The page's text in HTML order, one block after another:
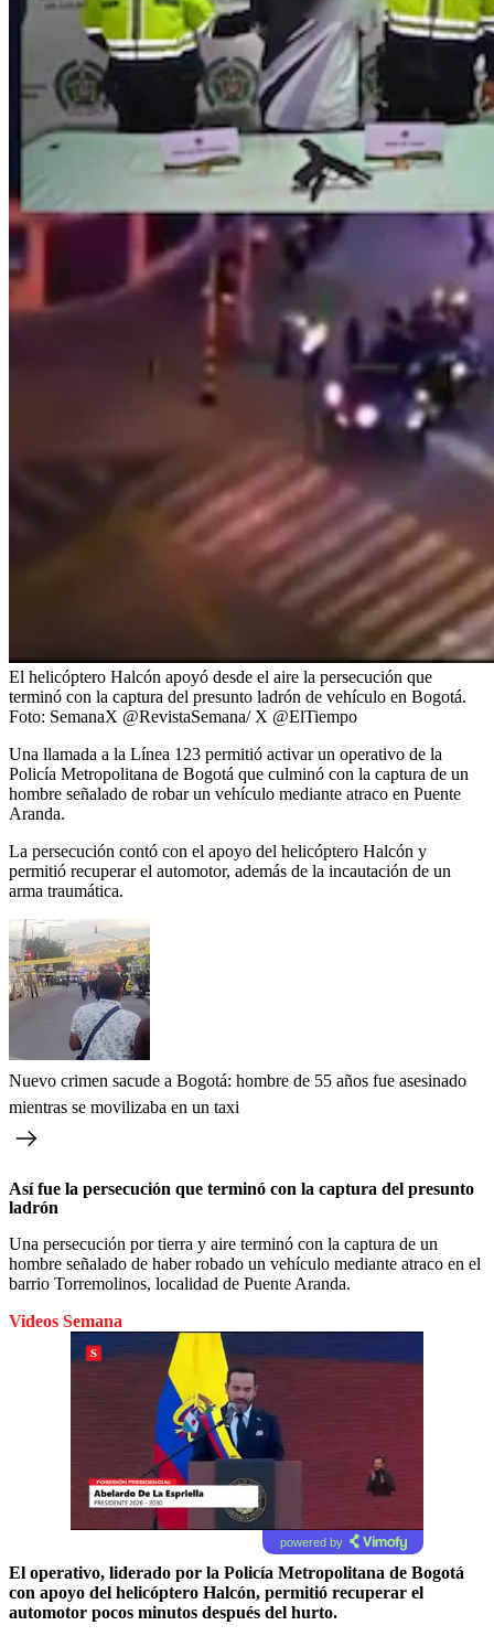
El helicóptero Halcón apoyó desde el aire la persecución que
terminó con la captura del presunto ladrón de vehículo en Bogotá.
Foto: SemanaX @RevistaSemana/ X @ElTiempo
Una llamada a la Línea 123 permitió activar un operativo de la
Policía Metropolitana de Bogotá que culminó con la captura de un
hombre señalado de robar un vehículo mediante atraco en Puente
Aranda.
La persecución contó con el apoyo del helicóptero Halcón y
permitió recuperar el automotor, además de la incautación de un
arma traumática.
Nuevo crimen sacude a Bogotá: hombre de 55 años fue asesinado
mientras se movilizaba en un taxi
Así fue la persecución que terminó con la captura del presunto
ladrón
Una persecución por tierra y aire terminó con la captura de un
hombre señalado de haber robado un vehículo mediante atraco en el
barrio Torremolinos, localidad de Puente Aranda.
Videos Semana
powered by
El operativo, liderado por la Policía Metropolitana de Bogotá
con apoyo del helicóptero Halcón, permitió recuperar el
automotor pocos minutos después del hurto.